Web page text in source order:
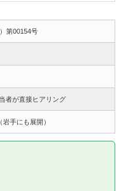
第00154号
者が直接ヒアリング
手にも展開）